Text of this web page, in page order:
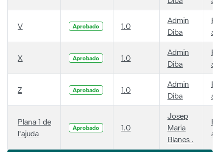
V Aprobado 1.0
Admin
Diba
X Aprobado 1.0
Admin
Diba
Z Aprobado 1.0
Admin
Diba
Plana 1 de
l'ajuda
Aprobado 1.0
Josep
Maria
Blanes .